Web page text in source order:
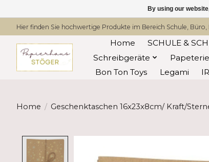
Hier finden Sie hochwertige Produkte im Bereich Schule,
Home SCHULE &
Schreibgeräte
Papeterie
Bon Ton Toys
Legami
Home / Geschenktaschen 16x23x8cm/ Kraft/
By using our